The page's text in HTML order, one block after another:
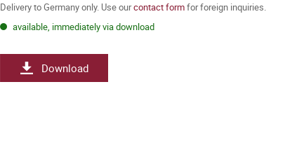
Delivery to Germany only. Use ourcontact formfor foreign inquiries.
available, immediately via download
Download